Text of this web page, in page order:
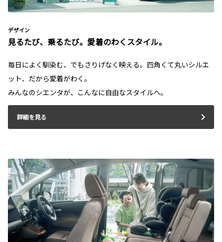
デザイン
見るたび、乗るたび。愛着のわくスタイル。
毎日によく馴染む、でもさりげなく映える。四角くて丸いシルエ
ット、だから愛着がわく。
みんなのシエンタが、こんなに自由なスタイルへ。
詳細を見る